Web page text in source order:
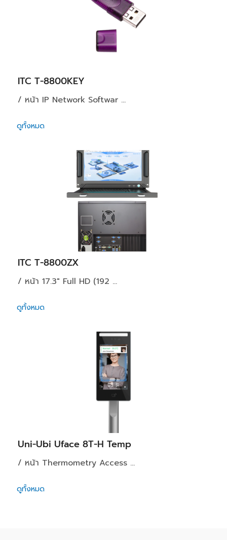
ITC T-8800KEY
/ หน้า IP Network Softwar ...
ดูทั้งหมด
ITC T-8800ZX
/ หน้า 17.3" Full HD (192 ...
ดูทั้งหมด
Uni-Ubi Uface 8T-H Temp
/ หน้า Thermometry Access ...
ดูทั้งหมด